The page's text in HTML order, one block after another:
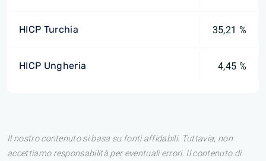
HICP Turchia 35,21 %
HICP Ungheria 4,45 %
Il nostro contenuto si basa su fonti affidabili. Tuttavia, non
accettiamo responsabilità per eventuali errori. Il contenuto di